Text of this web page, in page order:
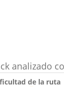
analizado
de la ruta